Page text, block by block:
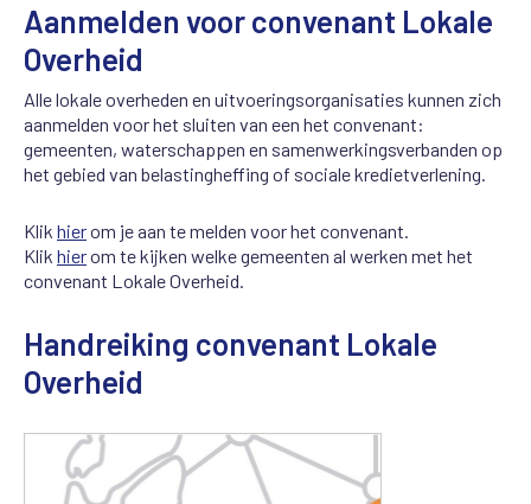
Aanmelden voor convenant Lokale
Overheid
Alle lokale overheden en uitvoeringsorganisaties kunnen zich
aanmelden voor het sluiten van een het convenant:
gemeenten, waterschappen en samenwerkingsverbanden op
het gebied van belastingheffing of sociale kredietverlening.
Klik hierom je aan te melden voor het convenant.
Klik hierom te kijken welke gemeenten al werken met het
convenant Lokale Overheid.
Handreiking convenant Lokale
Overheid